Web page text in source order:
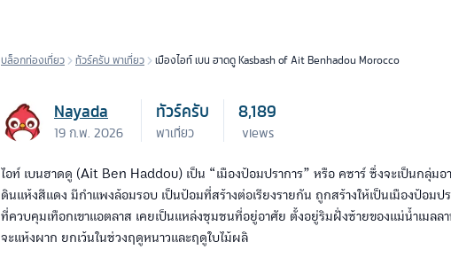
บล็อกท่องเที่ยว ทัวร์ครับ พาเที่ยว เมืองไอท์ เบน ฮาดดู Kasbash of Ait Benhadou Morocco
Nayada
19 ก.พ. 2026
ทัวร์ครับ
พาเที่ยว
8,189
views
ไอท์ เบนฮาดดู (Ait Ben Haddou) เป็น “เมืองป้อมปราการ” หรือ คซาร์ ซึ่งจะเป็นกลุ่มอ
ดินแห้งสีแดง มีกำแพงล้อมรอบ เป็นป้อมที่สร้างต่อเรียงรายกัน ถูกสร้างให้เป็นเมืองป้อมป
ที่ควบคุมเทือกเขาแอตลาส เคยเป็นแหล่งชุมชนที่อยู่อาศัย ตั้งอยู่ริมฝั่งซ้ายของแม่น้ำเมล
จะแห้งผาก ยกเว้นในช่วงฤดูหนาวและฤดูใบไม้ผลิ